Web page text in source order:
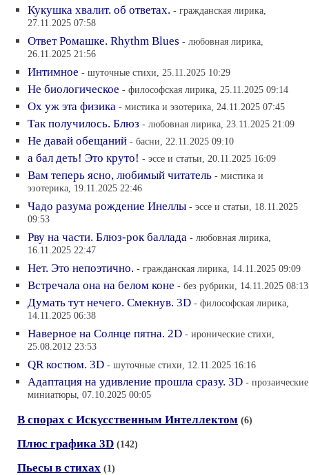
Кукушка хвалит. об ответах. - гражданская лирика,
27.11.2025 07:58
Ответ Ромашке. Rhythm Blues - любовная лирика,
26.11.2025 21:56
Интимное - шуточные стихи, 25.11.2025 10:29
Не биологическое - философская лирика, 25.11.2025 09:14
Ох уж эта физика - мистика и эзотерика, 24.11.2025 07:45
Так получилось. Блюз - любовная лирика, 23.11.2025 21:09
Не давай обещаний - басни, 22.11.2025 09:10
а бал деть! Это круто! - эссе и статьи, 20.11.2025 16:09
Вам теперь ясно, любимый читатель - мистика и
эзотерика, 19.11.2025 22:46
Чадо разума рождение Инеллы - эссе и статьи, 18.11.2025
09:53
Рву на части. Блюз-рок баллада - любовная лирика,
16.11.2025 22:47
Нет. Это непоэтично. - гражданская лирика, 14.11.2025 09:09
Встречала она на белом коне - без рубрики, 14.11.2025 08:13
Думать тут нечего. Смекнув. 3D - философская лирика,
14.11.2025 06:38
Наверное на Солнце пятна. 2D - иронические стихи,
25.08.2012 23:53
QR костюм. 3D - шуточные стихи, 12.11.2025 16:16
Адаптация на удивление прошла сразу. 3D - прозаические
миниатюры, 07.10.2025 00:05
В спорах с Искусственным Интеллектом (6)
Плюс графика 3D (142)
Пьесы в стихах (1)